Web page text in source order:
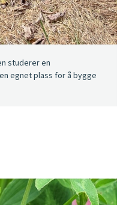
studerer en
egnet plass for å bygge